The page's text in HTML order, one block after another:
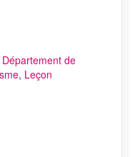
Département de
, Leçon